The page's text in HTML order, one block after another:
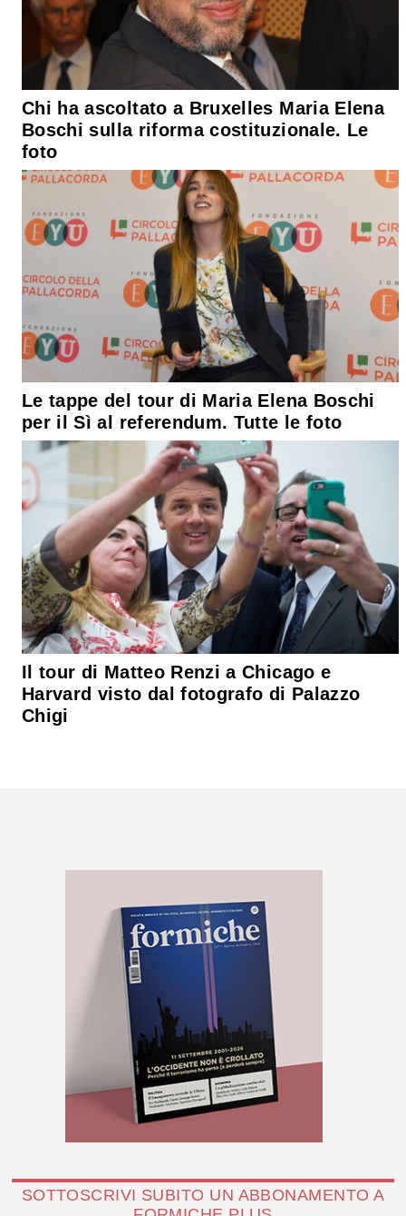
Chi ha ascoltato a Bruxelles Maria Elena
Boschi sulla riforma costituzionale. Le
foto
Le tappe del tour di Maria Elena Boschi
per il Sì al referendum. Tutte le foto
Il tour di Matteo Renzi a Chicago e
Harvard visto dal fotografo di Palazzo
Chigi
SOTTOSCRIVI SUBITO UN ABBONAMENTO A